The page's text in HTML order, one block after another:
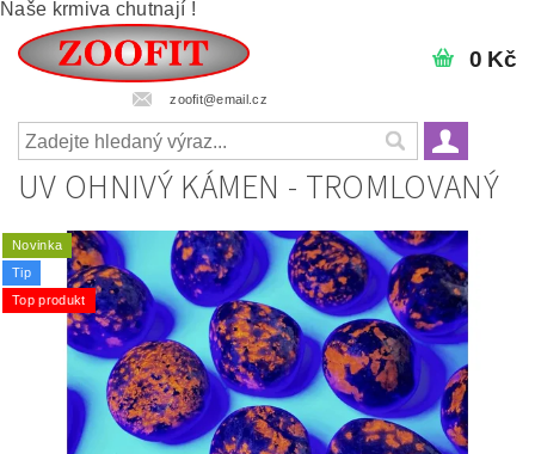
Naše krmiva chutnají !
zoofit@email.cz
0 Kč
UV OHNIVÝ KÁMEN - TROMLOVANÝ
Novinka
Tip
Top produkt